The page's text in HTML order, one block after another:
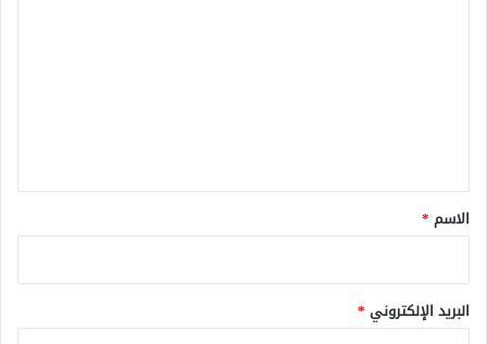
*
الاسم *
البريد الإلكتروني *